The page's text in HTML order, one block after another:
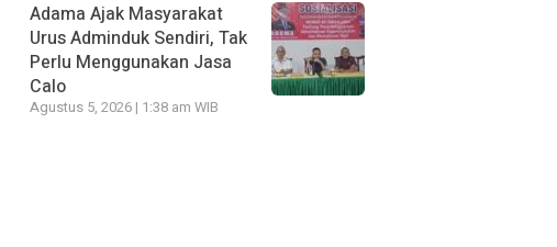
Adama Ajak Masyarakat
Urus Adminduk Sendiri, Tak
Perlu Menggunakan Jasa
Calo
Agustus 5, 2026 | 1:38 am WIB